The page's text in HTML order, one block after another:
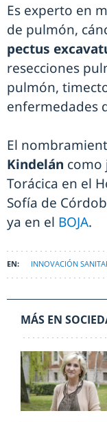
Es experto en
de pulmón,
pectus
resecciones
pulmón,
enfermedades
El
Kindelán como
Torácica en el
Sofía de
ya en el BOJA.
INNOVACIÓN
MÁS EN